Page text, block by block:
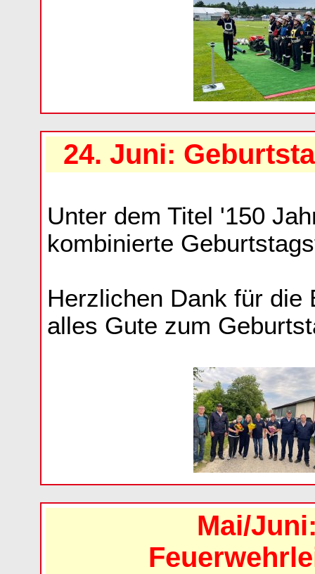
24. Juni:
Unter dem Titel '150
kombinierte
Herzlichen Dank für die
alles Gute zum
Mai/